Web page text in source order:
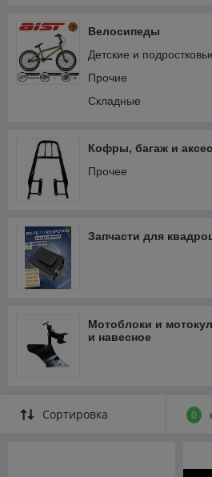
Велосипеды
Детские и
Прочие
Складные
Кофры, багаж и
Прочее
Запчасти для
Мотоблоки и
и навесное
Сортировка 0